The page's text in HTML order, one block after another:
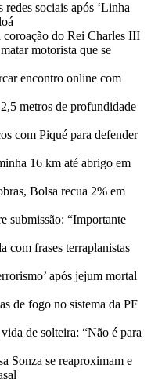
sociais após ‘Linha
do Rei Charles III
motorista que se
encontro online com
metros de profundidade
com Piqué para defender
16 km até abrigo em
Bolsa recua 2% em
submissão: “Importante
com frases terraplanistas
após jejum mortal
de fogo no sistema da PF
de solteira: “Não é para
Sonza se reaproximam e